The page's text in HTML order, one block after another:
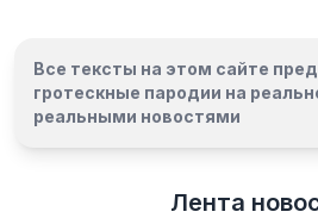
Все тексты на этом сайте
гротескные пародии на
реальными новостями
Лента